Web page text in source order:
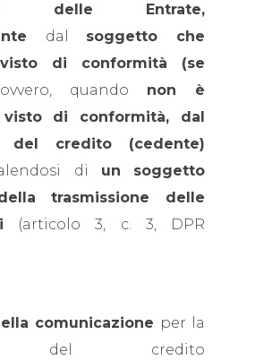
delle Entrate,
dal soggetto che
di conformità (se
ovvero, quando non è
di conformità, dal
del credito (cedente)
di un
soggetto
trasmissione delle
(articolo 3, c. 3, DPR
comunicazione per la
del credito